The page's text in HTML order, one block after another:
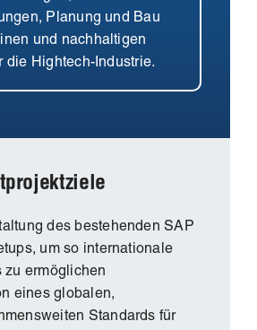
Planung und Bau
und nachhaltigen
die Hightech-Industrie.
des bestehenden SAP
um so internationale
zu ermöglichen
eines globalen,
Standards für